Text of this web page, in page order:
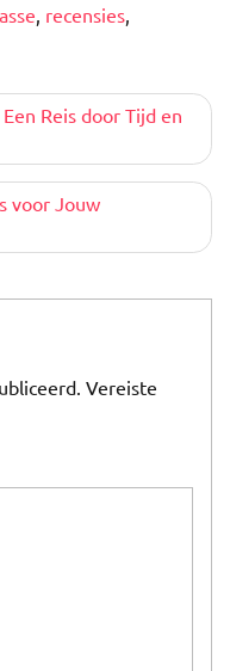
, recensies,
Reis door Tijd en
voor Jouw
Vereiste